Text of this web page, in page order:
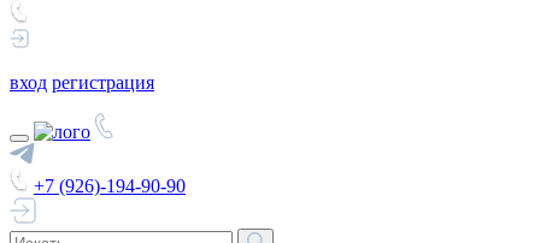
вход регистрация
+7 (926)-194-90-90